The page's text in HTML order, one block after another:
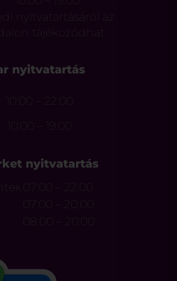
nyitvatartásáról az
tájékozódhat.
nyitvatartás
10:00 – 22:00
nyitvatartás
07:00 – 22:00
07:00 – 20:00
08:00 – 20:00